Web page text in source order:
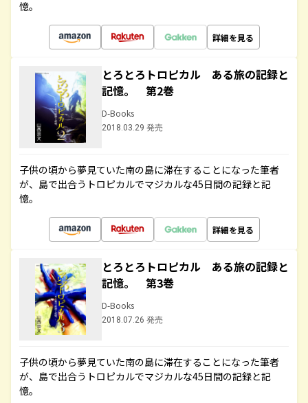
憶。
詳細を見る
とろとろトロピカル ある旅の記録と
記憶。 第2巻
D-Books
2018.03.29 発売
子供の頃から夢見ていた南の島に滞在することになった筆者
が、島で出合うトロピカルでマジカルな45日間の記録と記
憶。
詳細を見る
とろとろトロピカル ある旅の記録と
記憶。 第3巻
D-Books
2018.07.26 発売
子供の頃から夢見ていた南の島に滞在することになった筆者
が、島で出合うトロピカルでマジカルな45日間の記録と記
憶。